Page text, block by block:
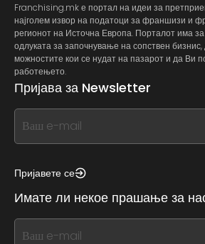
Franchising.mk е портал на идеи за
најголем извор на податоци за франшизи и
регионот на Источна Европа. Порталот има
одлуката за започнување на сопствен
можностите кои се нудат на пазарот и да Ви
работењето.
Пријава за Newsletter
If
you
this,
this
form
field
Пријавете се
Имате ли некое прашање за
If